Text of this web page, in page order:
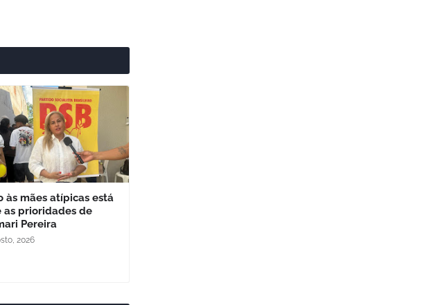
às mães atípicas está
as prioridades de
Pereira
2026